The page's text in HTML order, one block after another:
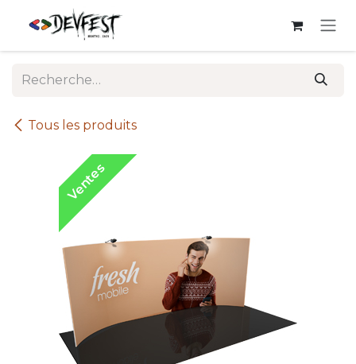
Se rendre au contenu
Tous les produits
Ventes